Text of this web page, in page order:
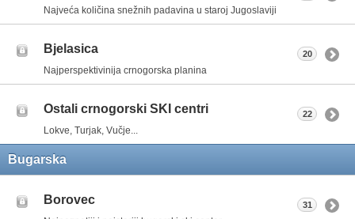
Najveća količina snežnih padavina u staroj Jugoslaviji
Bjelasica
Najperspektivinija crnogorska planina
20
Ostali crnogorski SKI centri
Lokve, Turjak, Vučje...
22
Bugarska
Borovec 31